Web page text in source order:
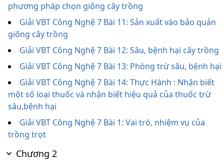
phương pháp chọn giống cây trồng
Giải VBT Công Nghệ 7 Bài 11: Sản xuất vào bảo quản
giống cây trồng
Giải VBT Công Nghệ 7 Bài 12: Sâu, bệnh hại cây trồng
Giải VBT Công Nghệ 7 Bài 13: Phòng trừ sâu, bệnh hại
Giải VBT Công Nghệ 7 Bài 14: Thực Hành : Nhận biết
một số loại thuốc và nhận biết hiệu quả của thuốc trừ
sâu,bệnh hại
Giải VBT Công Nghệ 7 Bài 1: Vai trò, nhiệm vụ của
trồng trọt
Chương 2